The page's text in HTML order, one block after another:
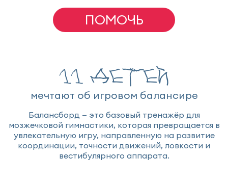
ПОМОЧЬ
11 детей
мечтают об игровом балансире
Балансборд — это базовый тренажёр для
мозжечковой гимнастики, которая превращается в
увлекательную игру, направленную на развитие
координации, точности движений, ловкости и
вестибулярного аппарата.